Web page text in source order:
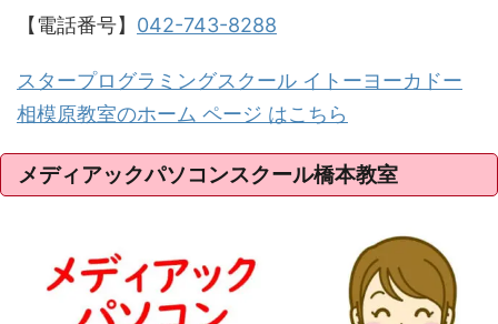
【電話番号】 042-743-8288
スタープログラミングスクール イトーヨーカドー
相模原教室のホーム ページ はこちら
メディアックパソコンスクール橋本教室